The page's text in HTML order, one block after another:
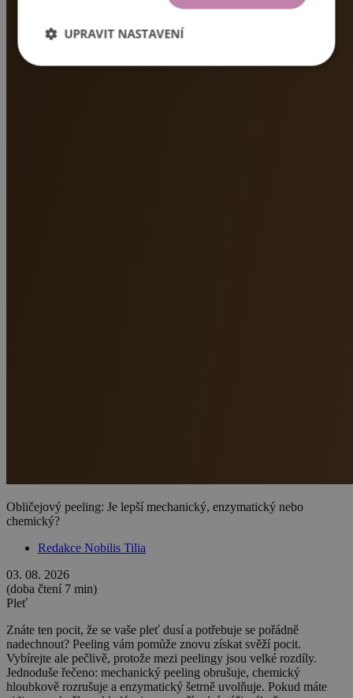
Obličejový peeling: Je lepší mechanický, enzymatický nebo
chemický?
Redakce Nobilis Tilia
03. 08. 2026
(doba čtení 7 min)
Pleť
Znáte ten pocit, že se vaše pleť dusí a potřebuje se pořádně
nadechnout? Peeling vám pomůže znovu získat svěží pocit.
Vybírejte ale pečlivě, protože mezi peelingy jsou velké rozdíly.
Jednoduše řečeno: mechanický peeling obrušuje, chemický
hloubkově rozrušuje a enzymatický šetrně uvolňuje. Pokud máte
UPRAVIT NASTAVENÍ